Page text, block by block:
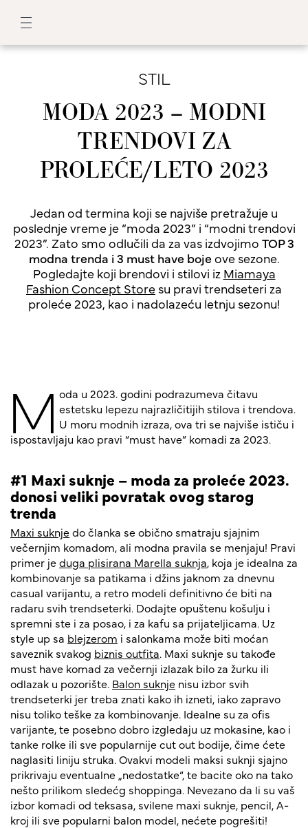
STIL
MODA 2023 – MODNI
TRENDOVI ZA
PROLEĆE/LETO 2023
Jedan od termina koji se najviše pretražuje u
poslednje vreme je “moda 2023” i “modni trendovi
2023”. Zato smo odlučili da za vas izdvojimo TOP 3
modna trenda i 3 must have bojeove sezone.
Pogledajte koji brendovi i stilovi iz Miamaya
Fashion Concept Store su pravi trendseteri za
proleće 2023, kao i nadolazeću letnju sezonu!
M oda u 2023. godini podrazumeva čitavu
estetsku lepezu najrazličitijih stilova i trendova.
U moru modnih izraza, ova tri se najviše ističu i
ispostavljaju kao pravi “must have” komadi za 2023.
#1 Maxi suknje – moda za proleće 2023.
donosi veliki povratak ovog starog
trenda
Maxi suknjedo članka se obično smatraju sjajnim
večernjim komadom, ali modna pravila se menjaju! Pravi
primer jeduga plisirana Marella suknja, koja je idealna za
kombinovanje sa patikama i džins jaknom za dnevnu
casual varijantu, a retro modeli definitivno će biti na
radaru svih trendseterki. Dodajte opuštenu košulju i
spremni ste i za posao, i za kafu sa prijateljicama. Uz
style up sa blejzerom i salonkama može biti moćan
saveznik svakog biznis outfita. Maxi suknje su takođe
must have komad za večernji izlazak bilo za žurku ili
odlazak u pozorište. Balon suknje nisu izbor svih
trendseterki jer treba znati kako ih izneti, iako zapravo
nisu toliko teške za kombinovanje. Idealne su za ofis
varijante, te posebno dobro izgledaju uz mokasine, kao i
tanke rolke ili sve popularnije cut out bodije, čime ćete
naglasiti liniju struka. Ovakvi modeli maksi suknji sjajno
prikrivaju eventualne „nedostatke“, te bacite oko na tako
nešto prilikom sledećg shoppinga. Nevezano da li su vaš
izbor komadi od teksasa, svilene maxi suknje, pencil, A-
kroj ili sve popularni balon model, nećete pogrešiti!